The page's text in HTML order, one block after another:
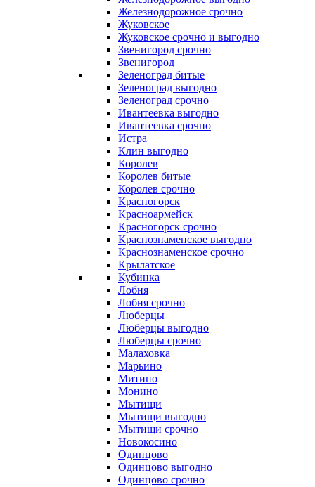
Железнодорожное срочно
Жуковское
Жуковское срочно и выгодно
Звенигород срочно
Звенигород
Зеленоград битые
Зеленоград выгодно
Зеленоград срочно
Ивантеевка выгодно
Ивантеевка срочно
Истра
Клин выгодно
Королев
Королев битые
Королев срочно
Красногорск
Красноармейск
Красногорск срочно
Краснознаменское выгодно
Краснознаменское срочно
Крылатское
Кубинка
Лобня
Лобня срочно
Люберцы
Люберцы выгодно
Люберцы срочно
Малаховка
Марьино
Митино
Монино
Мытищи
Мытищи выгодно
Мытищи срочно
Новокосино
Одинцово
Одинцово выгодно
Одинцово срочно